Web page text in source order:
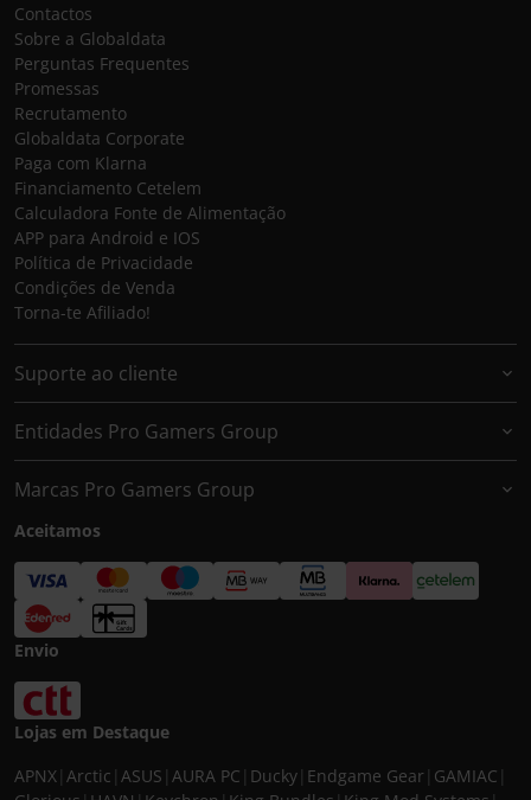
Contactos
Sobre a Globaldata
Perguntas Frequentes
Promessas
Recrutamento
Globaldata Corporate
Paga com Klarna
Financiamento Cetelem
Calculadora Fonte de Alimentação
APP para Android e IOS
Política de Privacidade
Condições de Venda
Torna-te Afiliado!
Suporte ao cliente
Entidades Pro Gamers Group
Marcas Pro Gamers Group
Aceitamos
Envio
Lojas em Destaque
APNX Arctic ASUS AURA PC Ducky Endgame Gear GAMIAC